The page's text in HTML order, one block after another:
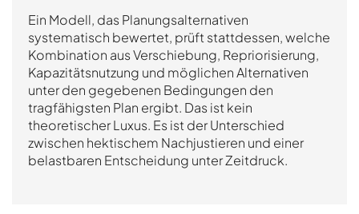
Ein Modell, das Planungsalternativen
systematisch bewertet, prüft stattdessen, welche
Kombination aus Verschiebung, Repriorisierung,
Kapazitätsnutzung und möglichen Alternativen
unter den gegebenen Bedingungen den
tragfähigsten Plan ergibt. Das ist kein
theoretischer Luxus. Es ist der Unterschied
zwischen hektischem Nachjustieren und einer
belastbaren Entscheidung unter Zeitdruck.